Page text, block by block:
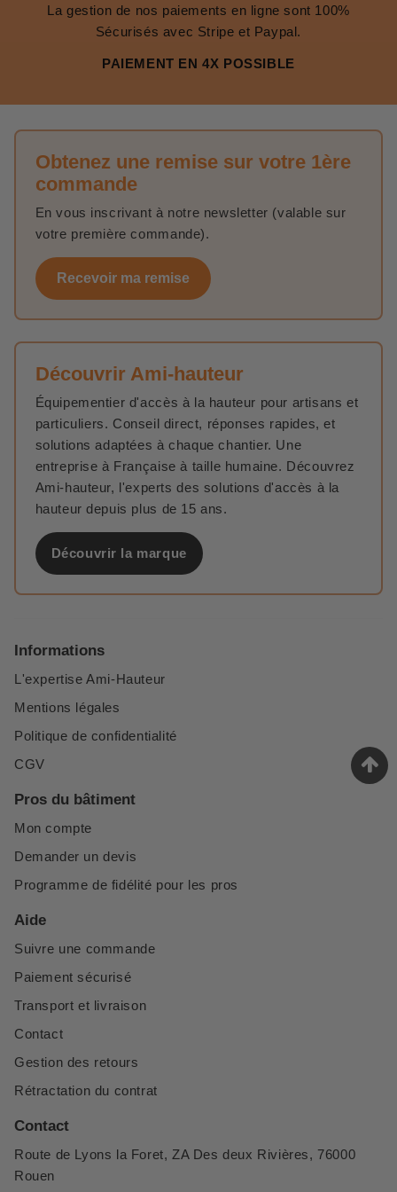
La gestion de nos paiements en ligne sont 100%
Sécurisés avec Stripe et Paypal.
PAIEMENT EN 4X POSSIBLE
Obtenez une remise sur votre 1ère
commande
En vous inscrivant à notre newsletter (valable sur
votre première commande).
Recevoir ma remise
Découvrir Ami-hauteur
Équipementier d'accès à la hauteur pour artisans et
particuliers. Conseil direct, réponses rapides, et
solutions adaptées à chaque chantier. Une
entreprise à Française à taille humaine. Découvrez
Ami-hauteur, l'experts des solutions d'accès à la
hauteur depuis plus de 15 ans.
Découvrir la marque
Informations
L'expertise Ami-Hauteur
Mentions légales
Politique de confidentialité
CGV
Pros du bâtiment
Mon compte
Demander un devis
Programme de fidélité pour les pros
Aide
Suivre une commande
Paiement sécurisé
Transport et livraison
Contact
Gestion des retours
Rétractation du contrat
Contact
Route de Lyons la Foret, ZA Des deux Rivières, 76000
Rouen